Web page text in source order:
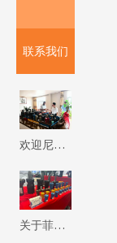
联系我们
欢迎尼泊尔客户来我厂参观考察 Firip Mining And Machinery Co., Ltd
关于菲瑞普